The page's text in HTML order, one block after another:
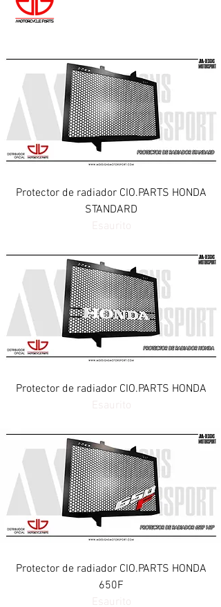
Protector de radiador CIO.PARTS HONDA
STANDARD
Esaurito
Protector de radiador CIO.PARTS HONDA
Esaurito
Protector de radiador CIO.PARTS HONDA
650F
Esaurito